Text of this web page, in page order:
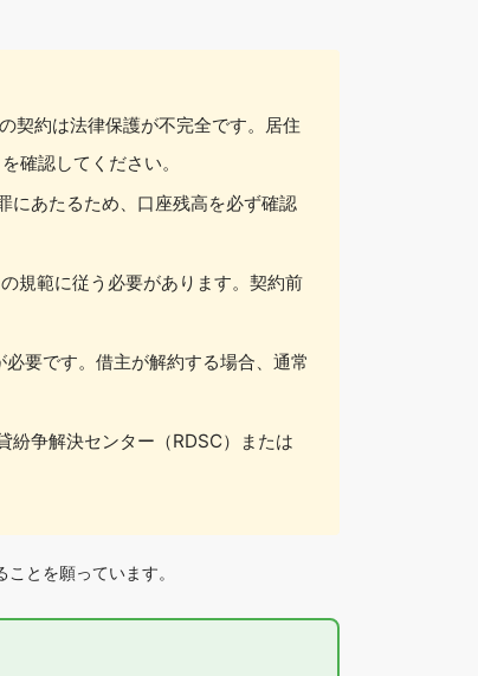
契約は法律保護が不完全です。居住
確認してください。
にあたるため、口座残高を必ず確認
規範に従う必要があります。契約前
要です。借主が解約する場合、通常
紛争解決センター（RDSC）または
とを願っています。